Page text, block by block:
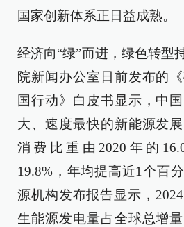
国家创新体系正日益成熟。
经济向“绿”而进，绿色转型
院新闻办公室日前发布的
国行动》白皮书显示，中
大、速度最快的新能源发
消费比重由2020年的
19.8%，年均提高近1个百
源机构发布报告显示，
生能源发电量占全球总增